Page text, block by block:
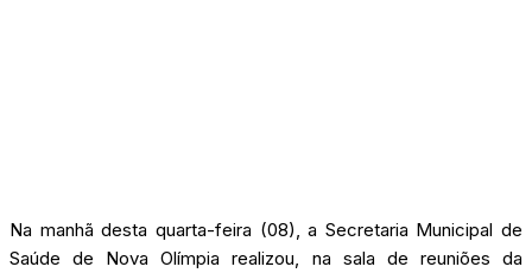
Na manhã desta quarta-feira (08), a Secretaria Municipal de
Saúde de Nova Olímpia realizou, na sala de reuniões da